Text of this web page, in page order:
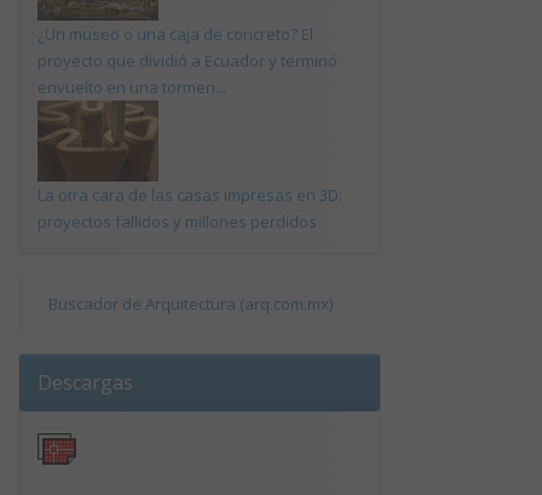
¿Un museo o una caja de concreto? El
proyecto que dividió a Ecuador y terminó
envuelto en una tormen...
La otra cara de las casas impresas en 3D:
proyectos fallidos y millones perdidos
Buscador de Arquitectura (arq.com.mx)
Descargas